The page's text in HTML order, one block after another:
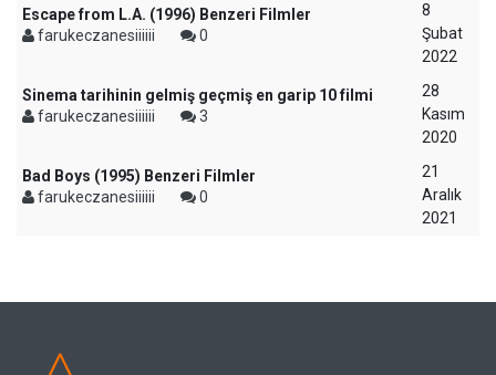
Escape from L.A. (1996) Benzeri Filmler
farukeczanesiiiiii
0
8
Şubat
2022
Sinema tarihinin gelmiş geçmiş en garip 10 filmi
farukeczanesiiiiii
3
28
Kasım
2020
Bad Boys (1995) Benzeri Filmler
farukeczanesiiiiii
0
21
Aralık
2021